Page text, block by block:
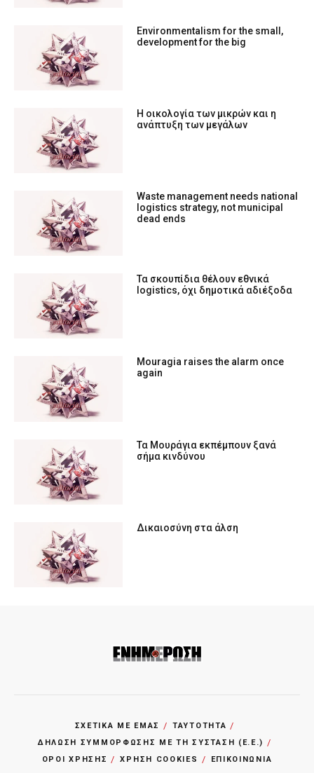
Environmentalism for the small,
development for the big
Η οικολογία των μικρών και η
ανάπτυξη των μεγάλων
Waste management needs national
logistics strategy, not municipal
dead ends
Τα σκουπίδια θέλουν εθνικά
logistics, όχι δημοτικά αδιέξοδα
Mouragia raises the alarm once
again
Τα Μουράγια εκπέμπουν ξανά
σήμα κινδύνου
Δικαιοσύνη στα άλση
ΣΧΕΤΙΚΑ ΜΕ ΕΜΑΣ
ΤΑΥΤΟΤΗΤΑ
ΔΗΛΩΣΗ ΣΥΜΜΟΡΦΩΣΗΣ ΜΕ ΤΗ ΣΥΣΤΑΣΗ (Ε.Ε.)
ΌΡΟΙ ΧΡΗΣΗΣ
ΧΡΗΣΗ COOKIES ΕΠΙΚΟΙΝΩΝΙΑ